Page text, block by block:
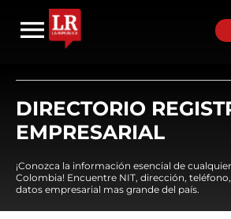
DIRECTORIO
EMPRESARIAL
¡Conozca la información esencial de
Colombia! Encuentre NIT, dirección,
datos empresarial mas grande del país.